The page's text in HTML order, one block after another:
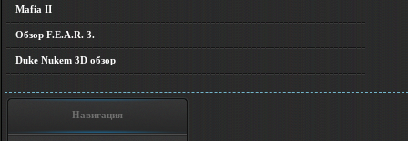
Mafia II
Обзор F.E.A.R. 3.
Duke Nukem 3D обзор
Навигация